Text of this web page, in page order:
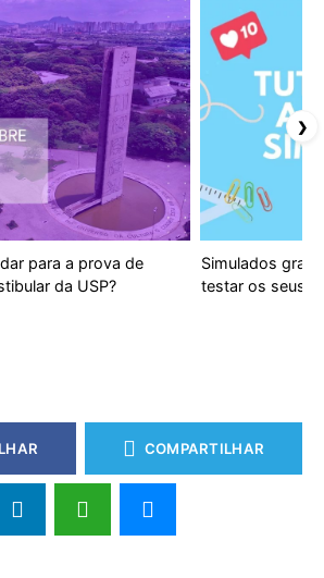
para a prova de
da USP?
Simulados
testar os seus
❯
COMPARTILHAR